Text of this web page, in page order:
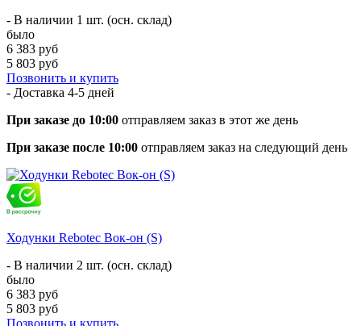
- В наличии 1 шт. (осн. склад)
было
6 383 руб
5 803 руб
Позвонить и купить
- Доставка 4-5 дней
При заказе до 10:00 отправляем заказ в этот же день
При заказе после 10:00 отправляем заказ на следующий день
Ходунки Rebotec Вок-он (S)
- В наличии 2 шт. (осн. склад)
было
6 383 руб
5 803 руб
Позвонить и купить